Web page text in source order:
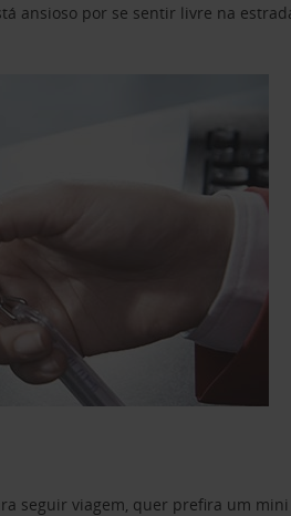
ansioso por se sentir livre na
seguir viagem, quer prefira um